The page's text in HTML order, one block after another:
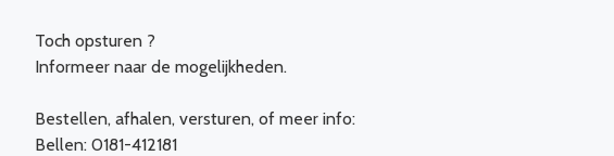
Toch opsturen ?
Informeer naar de mogelijkheden.
Bestellen, afhalen, versturen, of meer info:
Bellen: 0181-412181